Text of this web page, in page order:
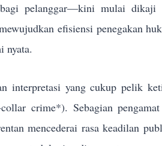
pelanggar—kini mulai
efisiensi penegakan
nyata.
interpretasi yang cukup pelik
crime*). Sebagian
mencederai rasa keadilan